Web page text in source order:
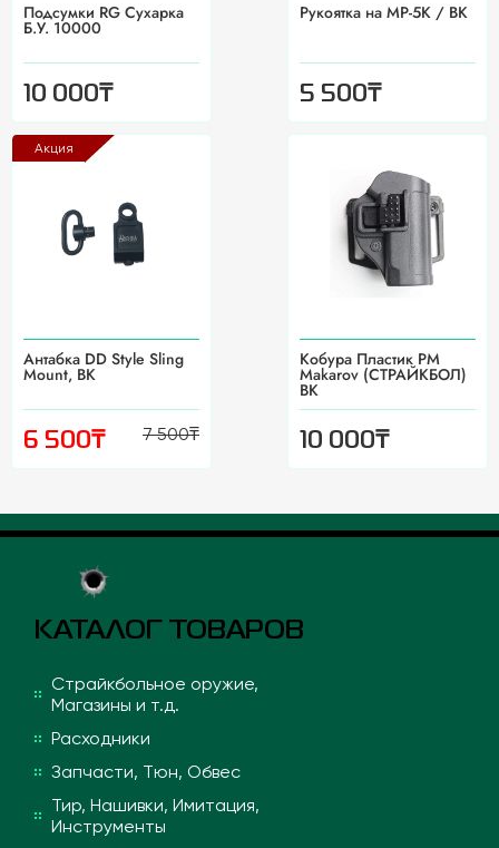
Подсумки RG Сухарка
Б.У. 10000
10 000₸
Рукоятка на MP-5K / BK
5 500₸
Антабка DD Style Sling
Mount, BK
6 500₸ 7 500₸
Акция
Кобура Пластик PM
Makarov (СТРАЙКБОЛ)
BK
10 000₸
КАТАЛОГ ТОВАРОВ
Страйкбольное оружие,
Магазины и т.д.
Расходники
Запчасти, Тюн, Обвес
Тир, Нашивки, Имитация,
Инструменты